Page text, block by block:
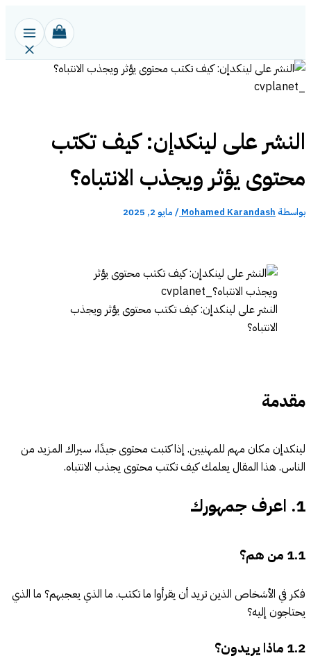
النشر على لينكدإن: كيف تكتب
محتوى يؤثر ويجذب الانتباه؟
بواسطة Mohamed Karandash
/ مايو 2, 2025
النشر على لينكدإن: كيف تكتب محتوى يؤثر ويجذب
الانتباه؟
مقدمة
لينكدإن مكان مهم للمهنيين. إذا كتبت محتوى جيدًا، سيراك المزيد من
الناس. هذا المقال يعلمك كيف تكتب محتوى يجذب الانتباه.
1. اعرف جمهورك
1.1 من هم؟
فكر في الأشخاص الذين تريد أن يقرأوا ما تكتب. ما الذي يعجبهم؟ ما الذي
يحتاجون إليه؟
1.2 ماذا يريدون؟